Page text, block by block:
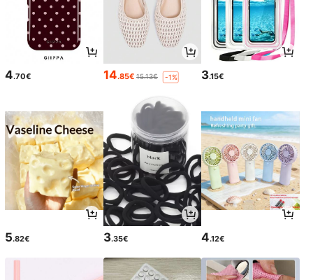
4.70€ 14.85€ 15.13€ -1% 3.15€
5.82€ 3.35€ 4.12€